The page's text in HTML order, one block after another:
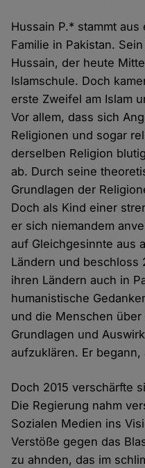
Hussain P.* stammt
Familie in Pakistan.
Hussain, der heute
Islamschule. Doch
erste Zweifel am Islam
Vor allem, dass sich
Religionen und sogar
derselben Religion
ab. Durch seine
Grundlagen der
Doch als Kind einer
er sich niemandem
auf Gleichgesinnte aus
Ländern und beschloss
ihren Ländern auch in
humanistische
und die Menschen
Grundlagen und
aufzuklären. Er
Doch 2015 verschärfte
Die Regierung nahm
Sozialen Medien ins
Verstöße gegen das
zu ahnden, das im